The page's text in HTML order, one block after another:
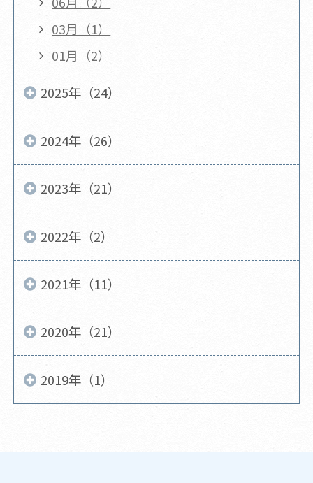
03月（1）
01月（2）
2025年（24）
2024年（26）
2023年（21）
2022年（2）
2021年（11）
2020年（21）
2019年（1）